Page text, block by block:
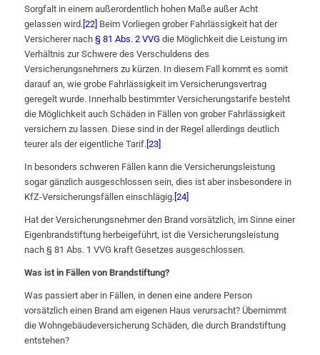
Sorgfalt in einem außerordentlich hohen Maße außer Acht
gelassen wird.[22] Beim Vorliegen grober Fahrlässigkeit hat der
Versicherer nach § 81 Abs. 2 VVG die Möglichkeit die Leistung im
Verhältnis zur Schwere des Verschuldens des
Versicherungsnehmers zu kürzen. In diesem Fall kommt es somit
darauf an, wie grobe Fahrlässigkeit im Versicherungsvertrag
geregelt wurde. Innerhalb bestimmter Versicherungstarife besteht
die Möglichkeit auch Schäden in Fällen von grober Fahrlässigkeit
versichern zu lassen. Diese sind in der Regel allerdings deutlich
teurer als der eigentliche Tarif.[23]
In besonders schweren Fällen kann die Versicherungsleistung
sogar gänzlich ausgeschlossen sein, dies ist aber insbesondere in
KfZ-Versicherungsfällen einschlägig.[24]
Hat der Versicherungsnehmer den Brand vorsätzlich, im Sinne einer
Eigenbrandstiftung herbeigeführt, ist die Versicherungsleistung
nach § 81 Abs. 1 VVG kraft Gesetzes ausgeschlossen.
Was ist in Fällen von Brandstiftung?
Was passiert aber in Fällen, in denen eine andere Person
vorsätzlich einen Brand am eigenen Haus verursacht? Übernimmt
die Wohngebäudeversicherung Schäden, die durch Brandstiftung
entstehen?